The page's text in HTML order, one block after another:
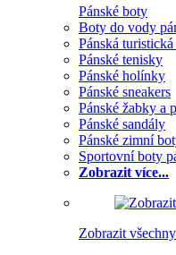
Pánské boty
Boty do vody
Pánská
Pánské tenisky
Pánské holínky
Pánské sneakers
Pánské žabky a
Pánské sandály
Pánské zimní
Sportovní boty
Zobrazit více...
Zobrazit